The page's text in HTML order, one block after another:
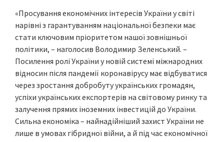
«Просування економічних інтересів України у світі
нарівні з гарантуванням національної безпеки має
стати ключовим пріоритетом нашої зовнішньої
політики, – наголосив Володимир Зеленський. –
Посилення ролі України у новій системі міжнародних
відносин після пандемії коронавірусу має відбуватися
через зростання добробуту українських громадян,
успіхи українських експортерів на світовому ринку та
залучення прямих іноземних інвестицій до України.
Сильна економіка – найнадійніший захист України не
лише в умовах гібридної війни, а й під час економічної